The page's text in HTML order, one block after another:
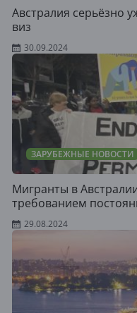
Австралия серьёзно
виз
30.09.2024
ЗАРУБЕЖНЫЕ НОВОСТИ
Мигранты в
требованием
29.08.2024